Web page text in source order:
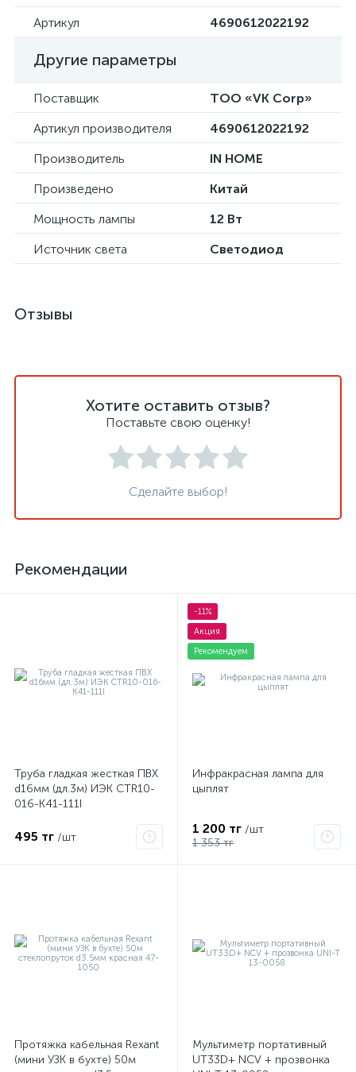
Артикул
4690612022192
Другие параметры
Поставщик
ТОО «VK Corp»
Артикул производителя
4690612022192
Производитель
IN HOME
Произведено
Китай
Мощность лампы
12 Вт
Источник света
Светодиод
Отзывы
Хотите оставить отзыв?
Поставьте свою оценку!
Сделайте выбор!
Рекомендации
Труба гладкая жесткая ПВХ
d16мм (дл.3м) ИЭК CTR10-
016-K41-111I
495 тг /шт
-11%
Акция
Рекомендуем
Инфракрасная лампа для
цыплят
1 200 тг /шт
1 353 тг
Протяжка кабельная Rexant
(мини УЗК в бухте) 50м
Мультиметр портативный
UT33D+ NCV + прозвонка